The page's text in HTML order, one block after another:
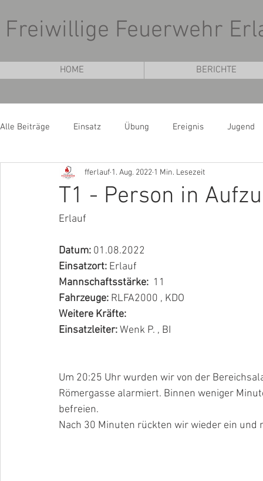
Freiwillige Feuerwehr
HOME BERICHTE
Alle Beiträge Einsatz Übung Ereignis Jugend
T1 - Person in
fferlauf 1. Aug. 2022 1 Min. Lesezeit
Erlauf
Datum: 01.08.2022
Einsatzort: Erlauf
Mannschaftsstärke: 11
Fahrzeuge: RLFA2000 , KDO
Weitere Kräfte:
Einsatzleiter: Wenk P. , BI
Um 20:25 Uhr wurden wir von der
Römergasse alarmiert. Binnen weniger
befreien.
Nach 30 Minuten rückten wir wieder ein und